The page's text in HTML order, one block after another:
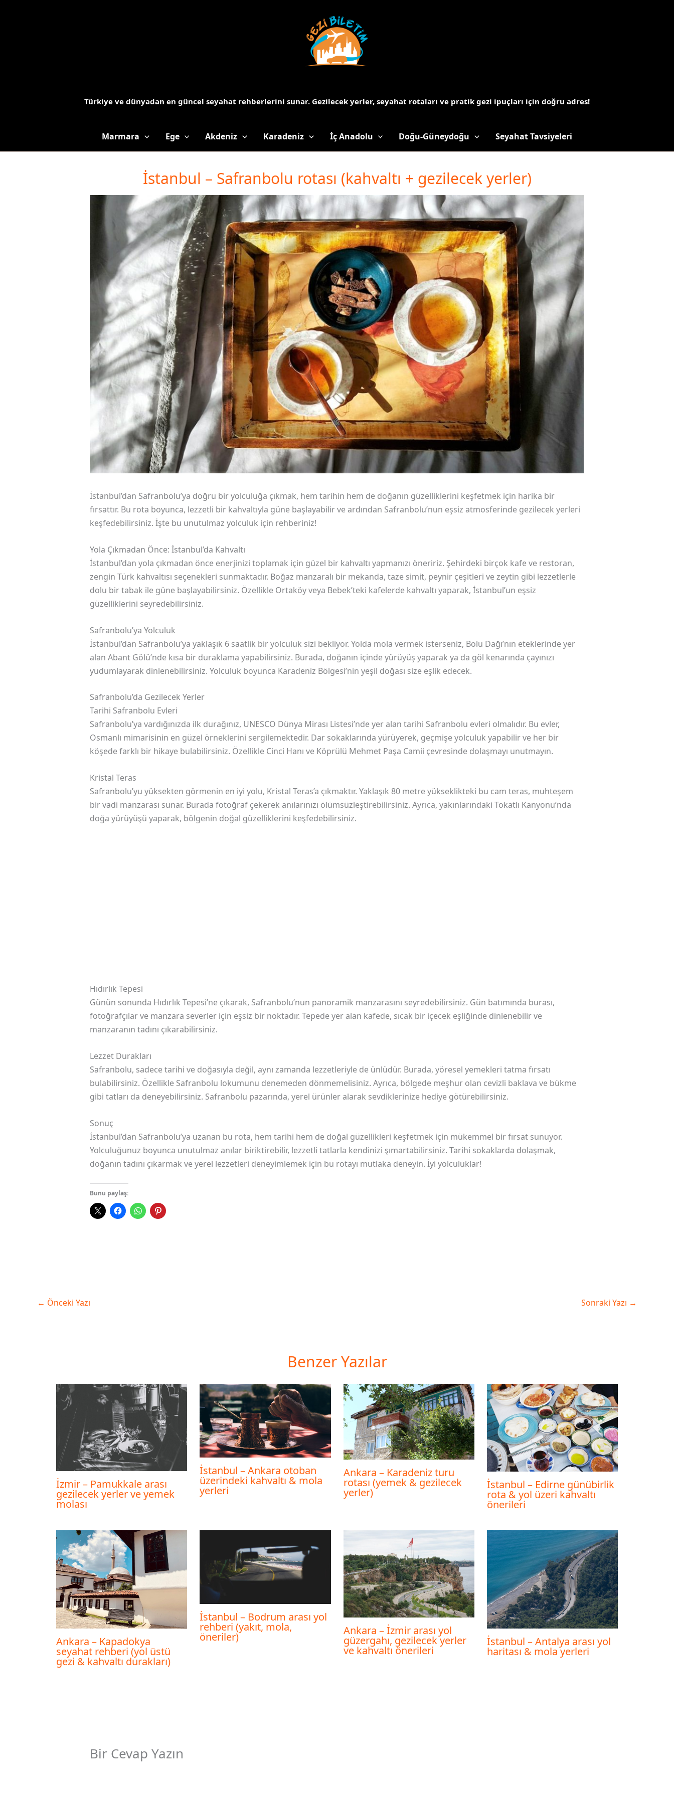
Türkiye ve dünyadan en güncel seyahat rehberlerini sunar. Gezilecek yerler, seyahat rotaları ve pratik gezi ipuçları için doğru adres!
Marmara Ege Akdeniz Karadeniz İç Anadolu Doğu-Güneydoğu Seyahat Tavsiyeleri
İstanbul – Safranbolu rotası (kahvaltı + gezilecek yerler)
İstanbul’dan Safranbolu’ya doğru bir yolculuğa çıkmak, hem tarihin hem de doğanın güzelliklerini keşfetmek için harika bir
fırsattır. Bu rota boyunca, lezzetli bir kahvaltıyla güne başlayabilir ve ardından Safranbolu’nun eşsiz atmosferinde gezilecek yerleri
keşfedebilirsiniz. İşte bu unutulmaz yolculuk için rehberiniz!
Yola Çıkmadan Önce: İstanbul’da Kahvaltı
İstanbul’dan yola çıkmadan önce enerjinizi toplamak için güzel bir kahvaltı yapmanızı öneririz. Şehirdeki birçok kafe ve restoran,
zengin Türk kahvaltısı seçenekleri sunmaktadır. Boğaz manzaralı bir mekanda, taze simit, peynir çeşitleri ve zeytin gibi lezzetlerle
dolu bir tabak ile güne başlayabilirsiniz. Özellikle Ortaköy veya Bebek’teki kafelerde kahvaltı yaparak, İstanbul’un eşsiz
güzelliklerini seyredebilirsiniz.
Safranbolu’ya Yolculuk
İstanbul’dan Safranbolu’ya yaklaşık 6 saatlik bir yolculuk sizi bekliyor. Yolda mola vermek isterseniz, Bolu Dağı’nın eteklerinde yer
alan Abant Gölü’nde kısa bir duraklama yapabilirsiniz. Burada, doğanın içinde yürüyüş yaparak ya da göl kenarında çayınızı
yudumlayarak dinlenebilirsiniz. Yolculuk boyunca Karadeniz Bölgesi’nin yeşil doğası size eşlik edecek.
Safranbolu’da Gezilecek Yerler
Tarihi Safranbolu Evleri
Safranbolu’ya vardığınızda ilk durağınız, UNESCO Dünya Mirası Listesi’nde yer alan tarihi Safranbolu evleri olmalıdır. Bu evler,
Osmanlı mimarisinin en güzel örneklerini sergilemektedir. Dar sokaklarında yürüyerek, geçmişe yolculuk yapabilir ve her bir
köşede farklı bir hikaye bulabilirsiniz. Özellikle Cinci Hanı ve Köprülü Mehmet Paşa Camii çevresinde dolaşmayı unutmayın.
Kristal Teras
Safranbolu’yu yüksekten görmenin en iyi yolu, Kristal Teras’a çıkmaktır. Yaklaşık 80 metre yükseklikteki bu cam teras, muhteşem
bir vadi manzarası sunar. Burada fotoğraf çekerek anılarınızı ölümsüzleştirebilirsiniz. Ayrıca, yakınlarındaki Tokatlı Kanyonu’nda
doğa yürüyüşü yaparak, bölgenin doğal güzelliklerini keşfedebilirsiniz.
Hıdırlık Tepesi
Günün sonunda Hıdırlık Tepesi’ne çıkarak, Safranbolu’nun panoramik manzarasını seyredebilirsiniz. Gün batımında burası,
fotoğrafçılar ve manzara severler için eşsiz bir noktadır. Tepede yer alan kafede, sıcak bir içecek eşliğinde dinlenebilir ve
manzaranın tadını çıkarabilirsiniz.
Lezzet Durakları
Safranbolu, sadece tarihi ve doğasıyla değil, aynı zamanda lezzetleriyle de ünlüdür. Burada, yöresel yemekleri tatma fırsatı
bulabilirsiniz. Özellikle Safranbolu lokumunu denemeden dönmemelisiniz. Ayrıca, bölgede meşhur olan cevizli baklava ve bükme
gibi tatları da deneyebilirsiniz. Safranbolu pazarında, yerel ürünler alarak sevdiklerinize hediye götürebilirsiniz.
Sonuç
İstanbul’dan Safranbolu’ya uzanan bu rota, hem tarihi hem de doğal güzellikleri keşfetmek için mükemmel bir fırsat sunuyor.
Yolculuğunuz boyunca unutulmaz anılar biriktirebilir, lezzetli tatlarla kendinizi şımartabilirsiniz. Tarihi sokaklarda dolaşmak,
doğanın tadını çıkarmak ve yerel lezzetleri deneyimlemek için bu rotayı mutlaka deneyin. İyi yolculuklar!
Bunu paylaş:
← Önceki Yazı Sonraki Yazı →
Benzer Yazılar
İzmir – Pamukkale arası
gezilecek yerler ve yemek
molası
İstanbul – Ankara otoban
üzerindeki kahvaltı & mola
yerleri
Ankara – Karadeniz turu
rotası (yemek & gezilecek
yerler)
İstanbul – Edirne günübirlik
rota & yol üzeri kahvaltı
önerileri
Ankara – Kapadokya
seyahat rehberi (yol üstü
gezi & kahvaltı durakları)
İstanbul – Bodrum arası yol
rehberi (yakıt, mola,
öneriler) Ankara – İzmir arası yol
güzergahı, gezilecek yerler
ve kahvaltı önerileri
İstanbul – Antalya arası yol
haritası & mola yerleri
Bir Cevap Yazın